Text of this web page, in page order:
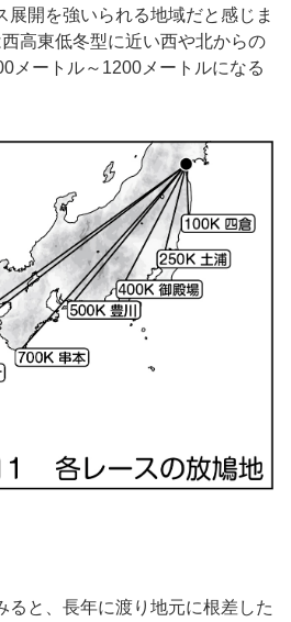
展開を強いられる地域だと感じま
高東低冬型に近い西や北からの
メートル～1200メートルになる
ると、長年に渡り地元に根差した